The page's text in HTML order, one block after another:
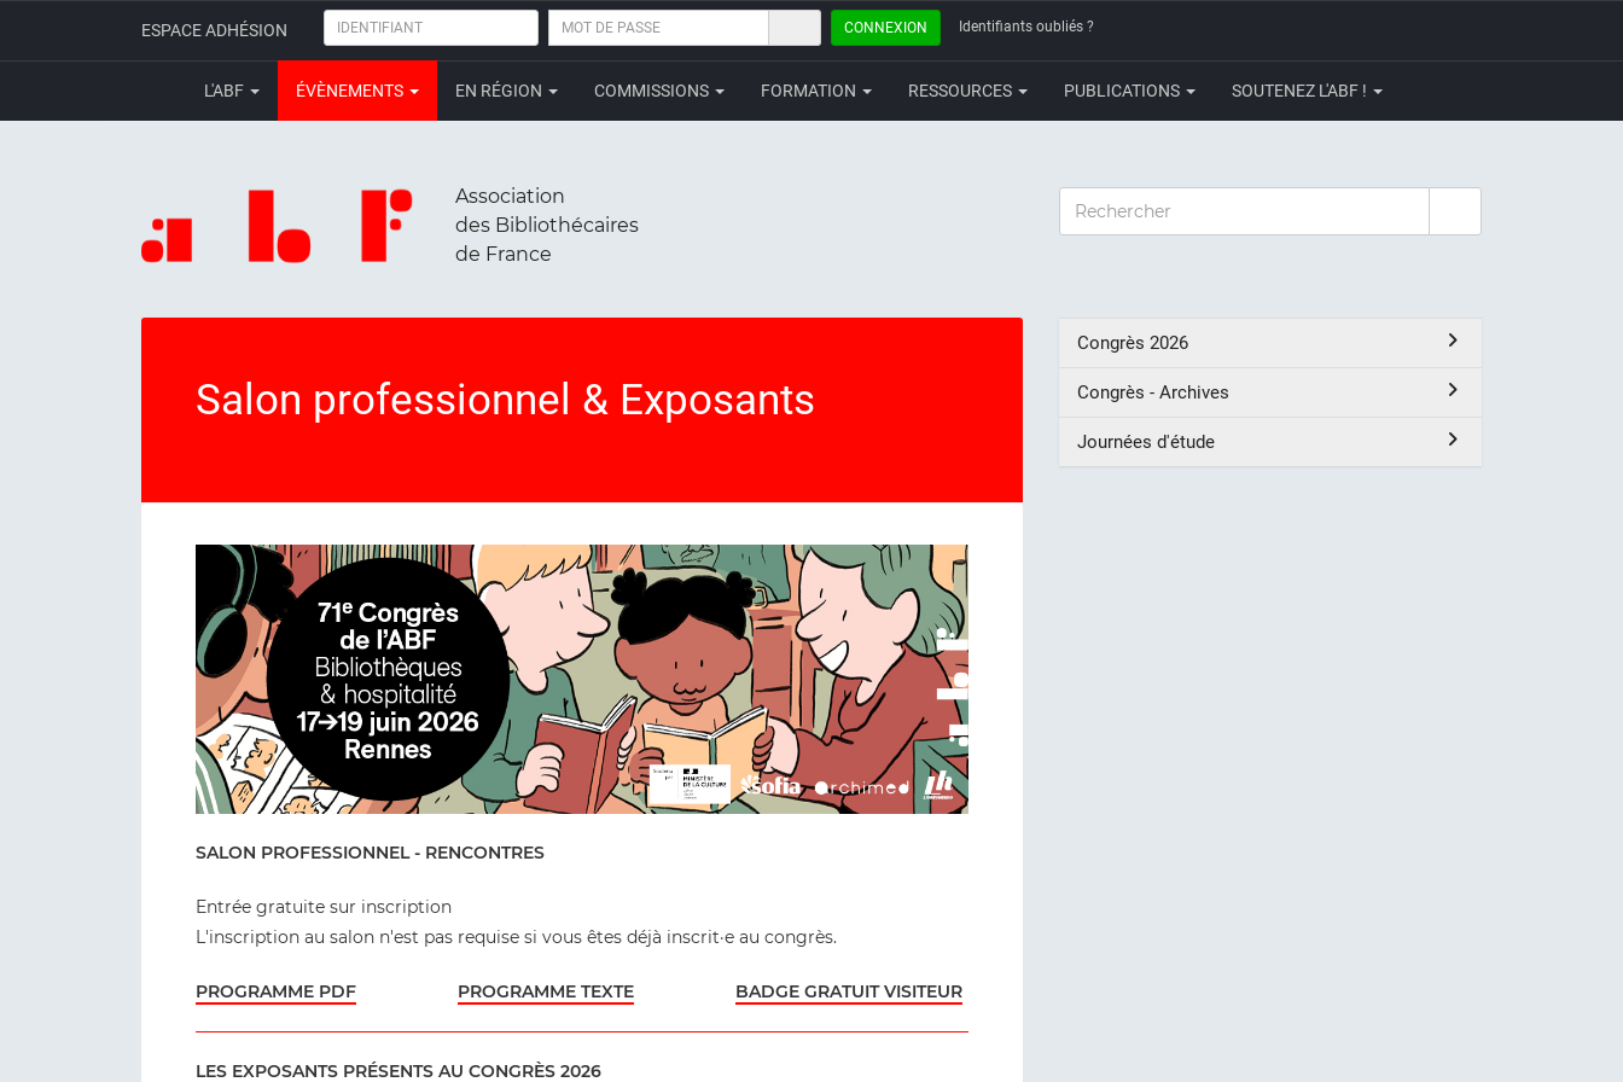
ESPACE ADHÉSION IDENTIFIANT
MOT
PASSE
CONNEXION Identifiants oubliés ?
L'ABF ÉVÈNEMENTS EN RÉGION COMMISSIONS FORMATION RESSOURCES PUBLICATIONS SOUTENEZ L'ABF !
Association
des Bibliothécaires
de France
RECHERCHER
Salon professionnel & Exposants
SALON PROFESSIONNEL - RENCONTRES
Entrée gratuite sur inscription
L'inscription au salon n'est pas requise si vous êtes déjà inscrit·e au congrès.
PROGRAMME PDF PROGRAMME TEXTE BADGE GRATUIT VISITEUR
LES EXPOSANTS PRÉSENTS AU CONGRÈS 2026
Congrès 2026
Congrès - Archives
Journées d'étude